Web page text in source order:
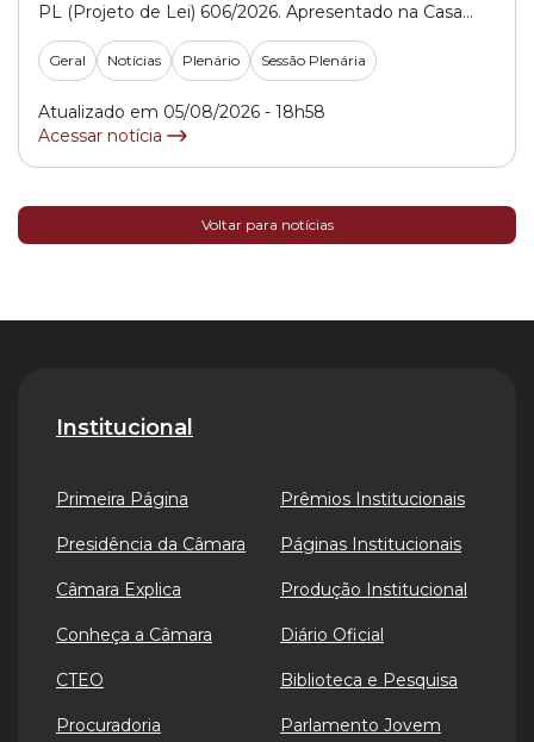
PL (Projeto de Lei) 606/2026. Apresentado na Casa
pelo governo da capital, o texto sugere medidas para
facilitar acordos para o pagamento de dívidas
tributárias. Para incentivar a quitação dos débitos, a
Geral Notícias Plenário Sessão Plenária
Atualizado em 05/08/2026 - 18h58
Acessar notícia
Voltar para notícias
Institucional
Primeira Página
Presidência da Câmara
Câmara Explica
Conheça a Câmara
CTEO
Procuradoria
Prêmios Institucionais
Páginas Institucionais
Produção Institucional
Diário Oficial
Biblioteca e Pesquisa
Parlamento Jovem